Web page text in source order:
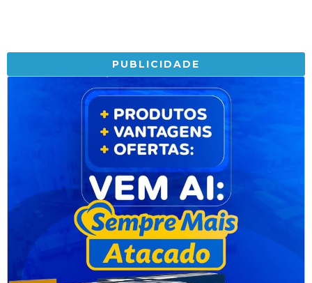
PUBLICIDADE